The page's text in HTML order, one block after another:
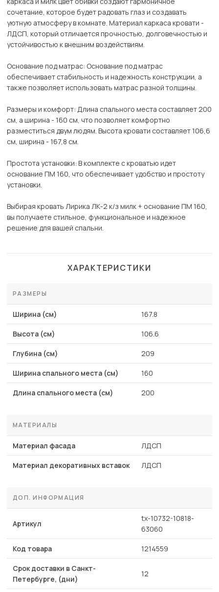
сочетание, которое будет радовать глаз и создавать
уютную атмосферу в комнате. Материал каркаса кровати -
ЛДСП, который отличается прочностью, долговечностью и
устойчивостью к внешним воздействиям.
Основание под матрас: Основание под матрас
обеспечивает стабильность и надежность конструкции, а
также позволяет использовать матрас разной толщины.
Размеры и комфорт: Длина спального места составляет 200
см, а ширина - 160 см, что позволяет комфортно
разместиться двум людям. Высота кровати составляет 106,6
см, ширина - 167,8 см.
Простота установки: В комплекте с кроватью идет
основание ПМ 160, что обеспечивает удобство и простоту
установки.
Выбирая кровать Лирика ЛК-2 к/з милк + основание ПМ 160,
вы получаете стильное, функциональное и надежное
решение для вашей спальни.
ХАРАКТЕРИСТИКИ
РАЗМЕРЫ
Ширина (см) 167.8
Высота (см) 106.6
Глубина (см) 209
Ширина спального места (см) 160
Длина спального места (см) 200
МАТЕРИАЛЫ
Материал фасада ЛДСП
Материал декоративных вставок ЛДСП
ДОП. ИНФОРМАЦИЯ
Артикул
tx-10732-10818-
63060
Код товара 1214559
Срок доставки в Санкт-
Петербурге, (дни)
12